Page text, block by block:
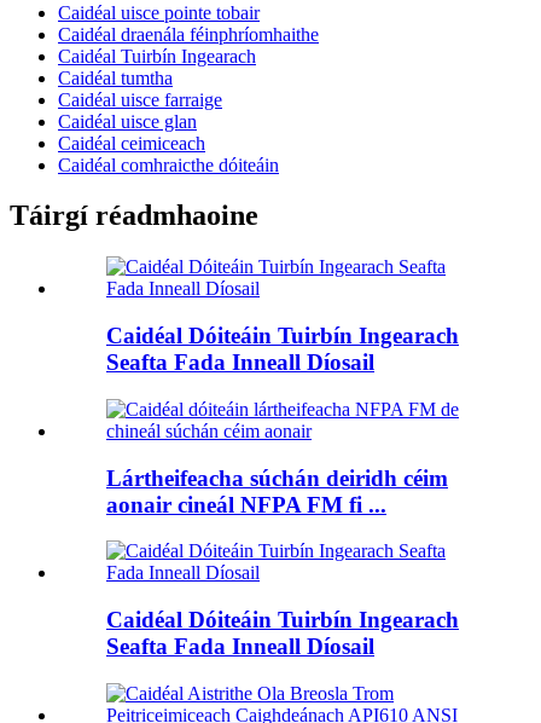
Caidéal uisce pointe tobair
Caidéal draenála féinphríomhaithe
Caidéal Tuirbín Ingearach
Caidéal tumtha
Caidéal uisce farraige
Caidéal uisce glan
Caidéal ceimiceach
Caidéal comhraicthe dóiteáin
Táirgí réadmhaoine
Caidéal Dóiteáin Tuirbín Ingearach
Seafta Fada Inneall Díosail
Lártheifeacha súchán deiridh céim
aonair cineál NFPA FM fi ...
Caidéal Dóiteáin Tuirbín Ingearach
Seafta Fada Inneall Díosail